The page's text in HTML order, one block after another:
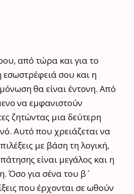
από τώρα και για το
σου και η
θα είναι έντονη. Από
να εμφανιστούν
ζητώντας μια δεύτερη
Αυτό που χρειάζεται να
με βάση τη λογική,
είναι μεγάλος και η
Όσο για σένα του β΄
που έρχονται σε ωθούν